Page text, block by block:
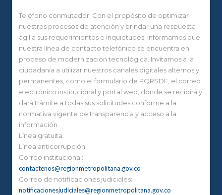
Teléfono conmutador: Con el propósito de optimizar
nuestros procesos de atención y brindar una respuesta
ágil a sus requerimientos e inquietudes, informamos que
nuestra línea de contacto telefónico se encuentra en
proceso de modernización tecnológica. Invitamos a la
ciudadanía a utilizar nuestros canales digitales alternos y
permanentes, como el formulario de PQRSDF, el correo
electrónico institucional y portal web, donde se recibirá y
dará trámite a todas sus solicitudes conforme a la
normativa vigente de transparencia y acceso a la
información.
Línea gratuita:
Línea anticorrupción:
Correo institucional:
contactenos@regionmetropolitana.gov.co
Correo de notificaciones judiciales:
notificacionesjudiciales@regionmetropolitana.gov.co